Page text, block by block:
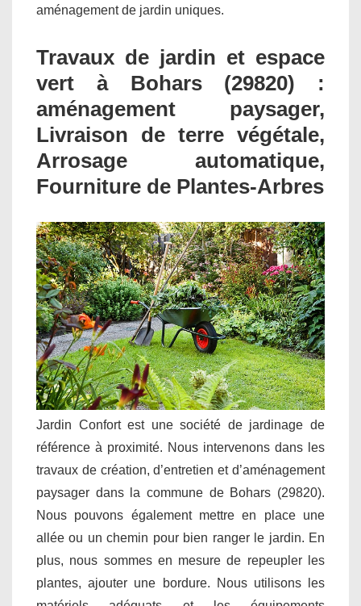
aménagement de jardin uniques.
Travaux de jardin et espace
vert à Bohars (29820) :
aménagement paysager,
Livraison de terre végétale,
Arrosage automatique,
Fourniture de Plantes-Arbres
Jardin Confort est une société de jardinage de
référence à proximité. Nous intervenons dans les
travaux de création, d’entretien et d’aménagement
paysager dans la commune de Bohars (29820).
Nous pouvons également mettre en place une
allée ou un chemin pour bien ranger le jardin. En
plus, nous sommes en mesure de repeupler les
plantes, ajouter une bordure. Nous utilisons les